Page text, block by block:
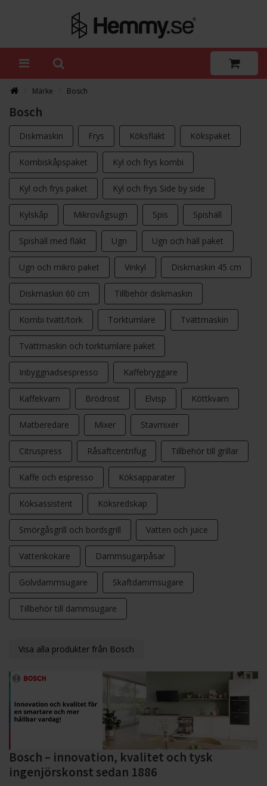
Märke Bosch
Bosch
Diskmaskin Frys Köksfläkt Kökspaket
Kombiskåpspaket Kyl och frys kombi
Kyl och frys paket Kyl och frys Side by side
Kylskåp Mikrovågsugn Spis Spishäll
Spishäll med fläkt Ugn Ugn och häll paket
Ugn och mikro paket Vinkyl Diskmaskin 45 cm
Diskmaskin 60 cm Tillbehör diskmaskin
Kombi tvätt/tork Torktumlare Tvättmaskin
Tvättmaskin och torktumlare paket
Inbyggnadsespresso Kaffebryggare
Kaffekvarn Brödrost Elvisp Köttkvarn
Matberedare Mixer Stavmixer
Citruspress Råsaftcentrifug Tillbehör till grillar
Kaffe och espresso Köksapparater
Köksassistent Köksredskap
Smörgåsgrill och bordsgrill Vatten och juice
Vattenkokare Dammsugarpåsar
Golvdammsugare Skaftdammsugare
Tillbehör till dammsugare
Visa alla produkter från Bosch
Bosch – innovation, kvalitet och tysk
ingenjörskonst sedan 1886